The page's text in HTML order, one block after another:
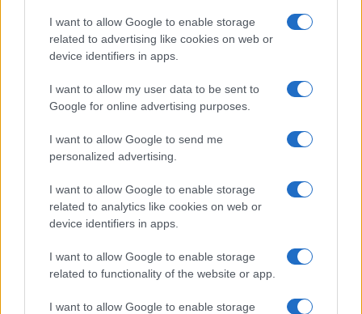
I want to allow Google to enable storage
related to advertising like cookies on web or
device identifiers in apps.
I want to allow my user data to be sent to
Google for online advertising purposes.
I want to allow Google to send me
personalized advertising.
I want to allow Google to enable storage
related to analytics like cookies on web or
device identifiers in apps.
I want to allow Google to enable storage
related to functionality of the website or app.
I want to allow Google to enable storage
IMPUESTO
Tributación de criptoactivos y carteras bajo el impuesto a
grandes fortunas
Diego Martín · 2 Ago 2026